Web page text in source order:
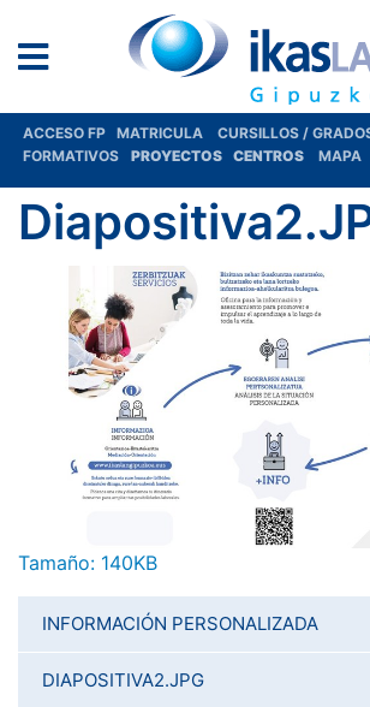
ACCESO FP MATRICULA CURSILLOS /
FORMATIVOS
PROYECTOS CENTROS MAPA
Haga clic aquí para ver la imagen a
Tamaño: 140KB
INFORMACIÓN PERSONALIZADA
DIAPOSITIVA2.JPG